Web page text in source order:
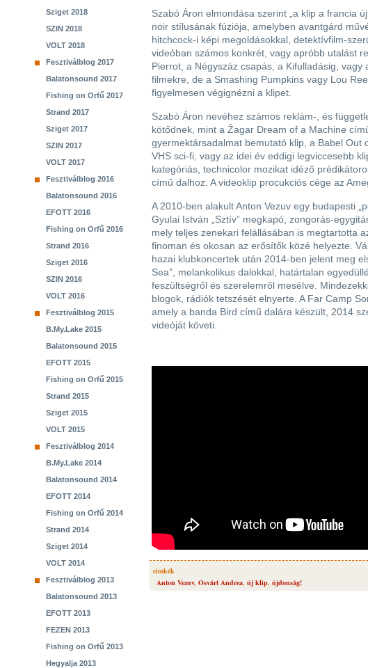
Sziget 2018
SZIN 2018
VOLT 2018
Fesztiválblog 2017
Balatonsound 2017
Fishing on Orfű 2017
Strand 2017
Sziget 2017
SZIN 2017
VOLT 2017
Fesztiválblog 2016
Balatonsound 2016
EFOTT 2016
Fishing on Orfű 2016
Strand 2016
Sziget 2016
SZIN 2016
VOLT 2016
Fesztiválblog 2015
B.My.Lake 2015
Balatonsound 2015
EFOTT 2015
Fishing on Orfű 2015
Strand 2015
Sziget 2015
VOLT 2015
Fesztiválblog 2014
B.My.Lake 2014
Balatonsound 2014
EFOTT 2014
Fishing on Orfű 2014
Strand 2014
Sziget 2014
VOLT 2014
Fesztiválblog 2013
Balatonsound 2013
EFOTT 2013
FEZEN 2013
Fishing on Orfű 2013
Hegyalja 2013
Szabó Áron elmondása szerint „a klip a francia
noir stílusának fúziója, amelyben avantgárd
hitchcock-i képi megoldásokkal, detektívfilm-
videóban számos konkrét, vagy apróbb utalást
Pierrot, a Négyszáz csapás, a Kifulladásig, vagy
filmekre, de a Smashing Pumpkins vagy Lou
figyelmesen végignézni a klipet.
Szabó Áron nevéhez számos reklám-, és
kötődnek, mint a Žagar Dream of a Machine
gyermektársadalmat bemutató klip, a Babel Out
VHS sci-fi, vagy az idei év eddigi legviccesebb
kategóriás, technicolor mozikat idéző
című dalhoz. A videoklip procukciós cége az
A 2010-ben alakult Anton Vezuv egy budapesti
Gyulai István „Sztív” megkapó, zongorás-
mely teljes zenekari felállásában is megtartotta
finoman és okosan az erősítők közé helyezte.
hazai klubkoncertek után 2014-ben jelent meg
Sea”, melankolikus dalokkal, határtalan
feszültségről és szerelemről mesélve.
blogok, rádiók tetszését elnyerte. A Far Camp
amely a banda Bird című dalára készült, 2014
videóját követi.
cimkék
Anton Vezuv, Osvárt Andrea, új klip, újdonság!